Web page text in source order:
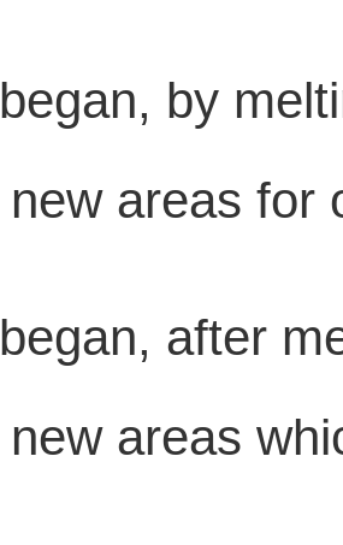
began, by
new areas for
began, after
new areas